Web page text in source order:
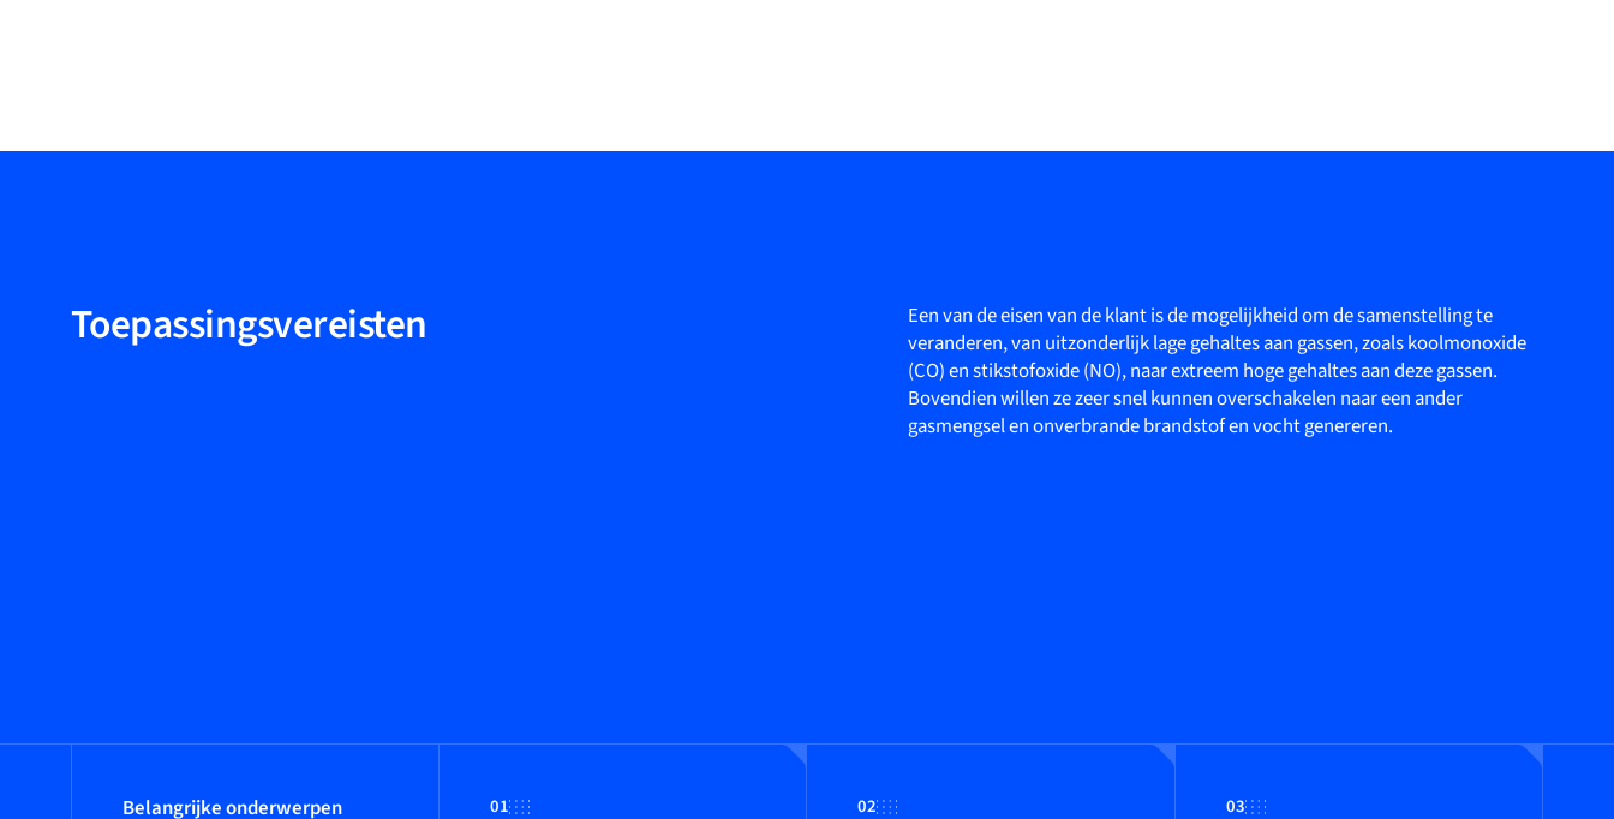
Toepassingsvereisten
Een van de eisen van de klant is de mogelijkheid om de samenstelling te
veranderen, van uitzonderlijk lage gehaltes aan gassen, zoals koolmonoxide
(CO) en stikstofoxide (NO), naar extreem hoge gehaltes aan deze gassen.
Bovendien willen ze zeer snel kunnen overschakelen naar een ander
gasmengsel en onverbrande brandstof en vocht genereren.
Belangrijke onderwerpen 01 02 03